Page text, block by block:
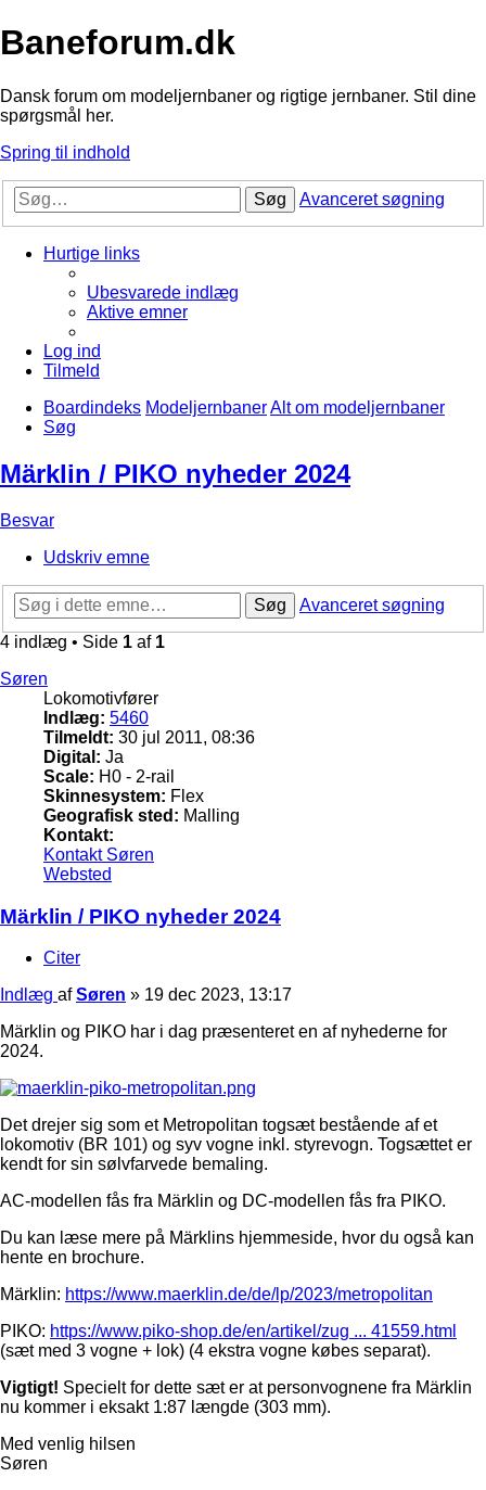
Baneforum.dk
Dansk forum om modeljernbaner og rigtige jernbaner. Stil dine
spørgsmål her.
Spring til indhold
Søg Avanceret søgning
Hurtige links
Ubesvarede indlæg
Aktive emner
Log ind
Tilmeld
Boardindeks ModeljernbanerAlt om modeljernbaner
Søg
Märklin / PIKO nyheder 2024
Besvar
Udskriv emne
Søg
Avanceret søgning
4 indlæg • Side 1 af 1
Søren
Lokomotivfører
Indlæg: 5460
Tilmeldt: 30 jul 2011, 08:36
Digital: Ja
Scale: H0 - 2-rail
Skinnesystem: Flex
Geografisk sted: Malling
Kontakt:
Kontakt Søren
Websted
Märklin / PIKO nyheder 2024
Citer
Indlæg afSøren » 19 dec 2023, 13:17
Märklin og PIKO har i dag præsenteret en af nyhederne for
2024.
Det drejer sig som et Metropolitan togsæt bestående af et
lokomotiv (BR 101) og syv vogne inkl. styrevogn. Togsættet er
kendt for sin sølvfarvede bemaling.
AC-modellen fås fra Märklin og DC-modellen fås fra PIKO.
Du kan læse mere på Märklins hjemmeside, hvor du også kan
hente en brochure.
Märklin: https://www.maerklin.de/de/lp/2023/metropolitan
PIKO: https://www.piko-shop.de/en/artikel/zug ... 41559.html
(sæt med 3 vogne + lok) (4 ekstra vogne købes separat).
Vigtigt! Specielt for dette sæt er at personvognene fra Märklin
nu kommer i eksakt 1:87 længde (303 mm).
Med venlig hilsen
Søren